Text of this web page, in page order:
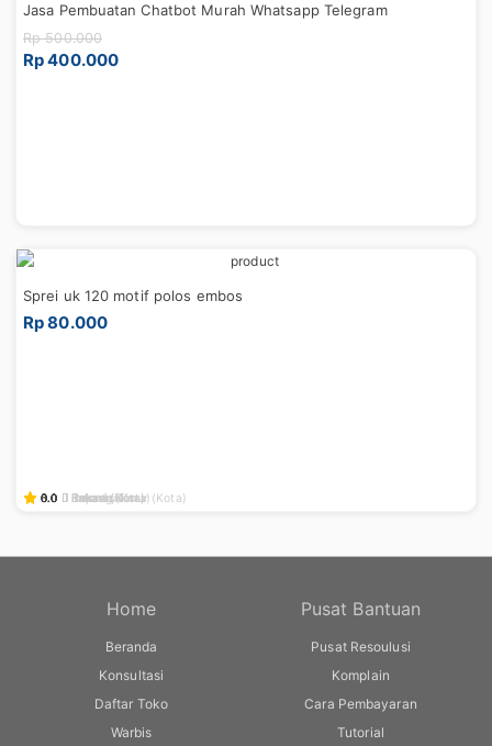
0.0 Bekasi
0.0 Kupang (Kota)
0.0 Indonesia
0.0 Jakarta Timur (Kota)
0.0 Bekasi
5.0 Indonesia
Jasa Pembuatan Chatbot Murah Whatsapp Telegram
Rp 500.000
Rp 400.000
0.0 Bekasi (Kota)
Sprei uk 120 motif polos embos
Rp 80.000
5.0 Bekasi (Kota)
Home
Beranda
Konsultasi
Daftar Toko
Warbis
Pusat Bantuan
Pusat Resoulusi
Komplain
Cara Pembayaran
Tutorial